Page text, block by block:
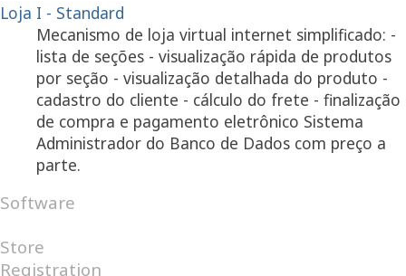
Loja I - Standard
Mecanismo de loja virtual internet simplificado: -
lista de seções - visualização rápida de produtos
por seção - visualização detalhada do produto -
cadastro do cliente - cálculo do frete - finalização
de compra e pagamento eletrônico Sistema
Administrador do Banco de Dados com preço a
parte.
Software
Store
Registration